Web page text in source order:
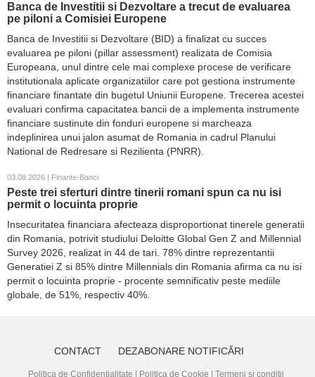
Banca de Investitii si Dezvoltare a trecut de evaluarea
pe piloni a Comisiei Europene
Banca de Investitii si Dezvoltare (BID) a finalizat cu succes
evaluarea pe piloni (pillar assessment) realizata de Comisia
Europeana, unul dintre cele mai complexe procese de verificare
institutionala aplicate organizatiilor care pot gestiona instrumente
financiare finantate din bugetul Uniunii Europene. Trecerea acestei
evaluari confirma capacitatea bancii de a implementa instrumente
financiare sustinute din fonduri europene si marcheaza
indeplinirea unui jalon asumat de Romania in cadrul Planului
National de Redresare si Rezilienta (PNRR).
03.08.2026 | Finante-Banci
Peste trei sferturi dintre tinerii romani spun ca nu isi
permit o locuinta proprie
Insecuritatea financiara afecteaza disproportionat tinerele generatii
din Romania, potrivit studiului Deloitte Global Gen Z and Millennial
Survey 2026, realizat in 44 de tari. 78% dintre reprezentantii
Generatiei Z si 85% dintre Millennials din Romania afirma ca nu isi
permit o locuinta proprie - procente semnificativ peste mediile
globale, de 51%, respectiv 40%.
CONTACT DEZABONARE NOTIFICĂRI
Politica de Confidențialitate Politica de Cookie Termeni și condiții